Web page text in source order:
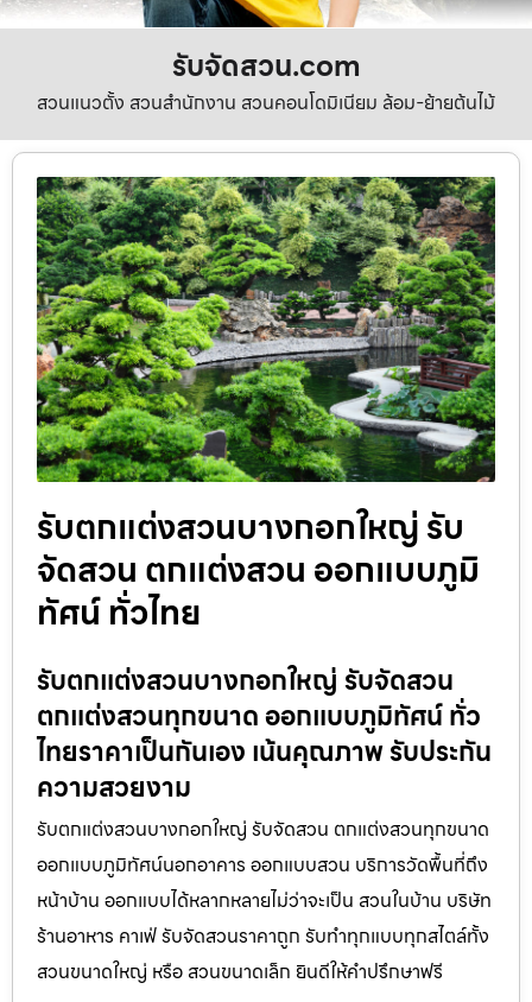
รับจัดสวน.com
สวนแนวตั้ง สวนสำนักงาน สวนคอนโดมิเนียม ล้อม-ย้ายต้นไม้
รับตกแต่งสวนบางกอกใหญ่ รับ
จัดสวน ตกแต่งสวน ออกแบบภูมิ
ทัศน์ ทั่วไทย
รับตกแต่งสวนบางกอกใหญ่ รับจัดสวน
ตกแต่งสวนทุกขนาด ออกแบบภูมิทัศน์ ทั่ว
ไทยราคาเป็นกันเอง เน้นคุณภาพ รับประกัน
ความสวยงาม
รับตกแต่งสวนบางกอกใหญ่ รับจัดสวน ตกแต่งสวนทุกขนาด
ออกแบบภูมิทัศน์นอกอาคาร ออกแบบสวน บริการวัดพื้นที่ถึง
หน้าบ้าน ออกแบบได้หลากหลายไม่ว่าจะเป็น สวนในบ้าน บริษัท
ร้านอาหาร คาเฟ่ รับจัดสวนราคาถูก รับทำทุกแบบทุกสไตล์ทั้ง
สวนขนาดใหญ่ หรือ สวนขนาดเล็ก ยินดีให้คำปรึกษาฟรี